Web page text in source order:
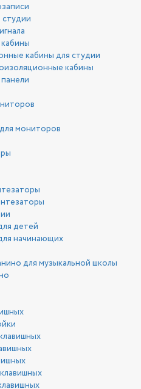
кабины для студии
кабины
мониторов
детей
начинающих
для музыкальной школы